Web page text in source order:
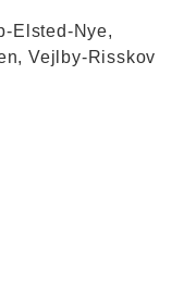
Elsted-Nye
Vejlby-Risskov